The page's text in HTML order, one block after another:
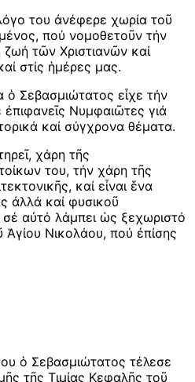
του ἀνέφερε χωρία τοῦ
πού νομοθετοῦν τήν
ζωή τῶν Χριστιανῶν καί
στίς ἡμέρες μας.
ὁ Σεβασμιώτατος εἶχε τήν
ἐπιφανεῖς Νυμφαιῶτες γιά
καί σύγχρονα θέματα.
χάρη τῆς
του, τήν χάρη τῆς
καί εἶναι ἕνα
ἀλλά καί φυσικοῦ
αὐτό λάμπει ὡς ξεχωριστό
Ἁγίου Νικολάου, πού ἐπίσης
ὁ Σεβασμιώτατος τέλεσε
τῆς Τιμίας Κεφαλῆς τοῦ